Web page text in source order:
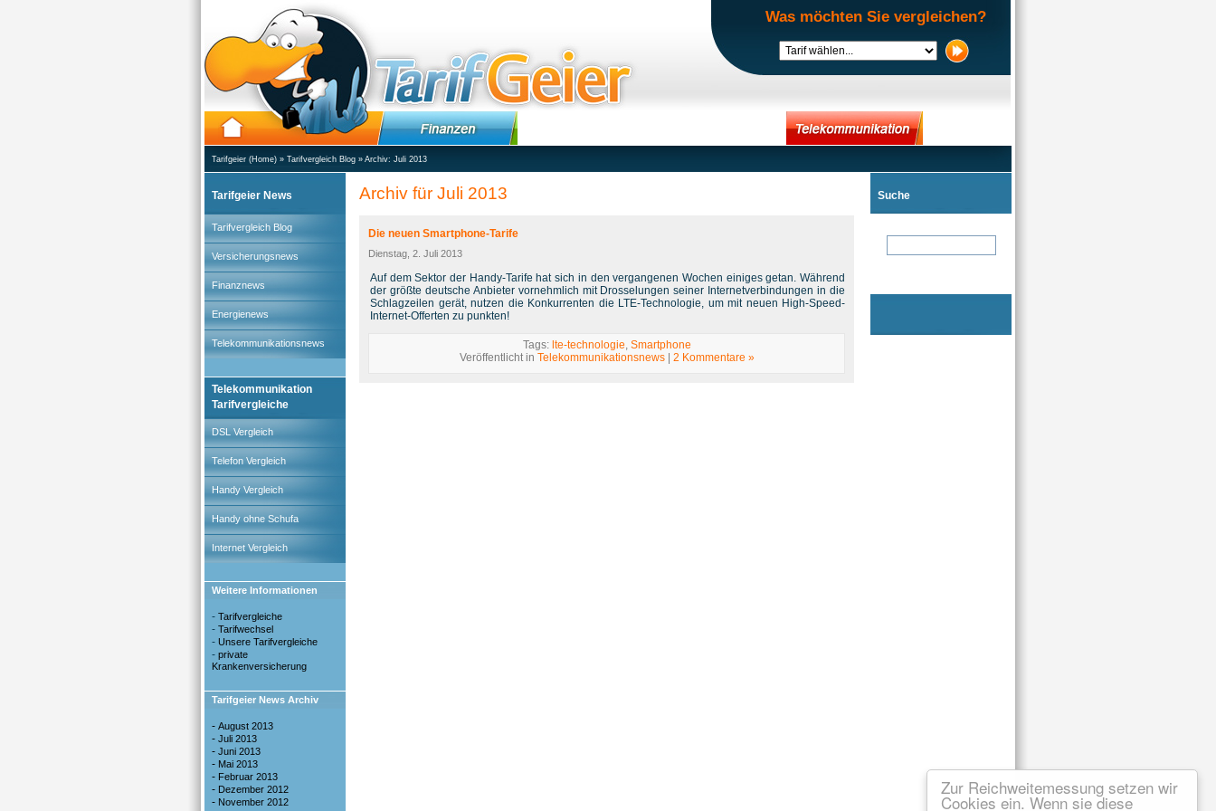
Zur Reichweitemessung setzen wir
Cookies ein. Wenn sie diese
Was möchten Sie vergleichen?
Tarifgeier (Home) » Tarifvergleich Blog » Archiv: Juli 2013
Tarifgeier News
Tarifvergleich Blog
Versicherungsnews
Finanznews
Energienews
Telekommunikationsnews
Telekommunikation
Tarifvergleiche
DSL Vergleich
Telefon Vergleich
Handy Vergleich
Handy ohne Schufa
Internet Vergleich
Weitere Informationen
- Tarifvergleiche
- Tarifwechsel
- Unsere Tarifvergleiche
- private
Krankenversicherung
Tarifgeier News Archiv
- August 2013
- Juli 2013
- Juni 2013
- Mai 2013
- Februar 2013
- Dezember 2012
- November 2012
Archiv für Juli 2013
Die neuen Smartphone-Tarife
Dienstag, 2. Juli 2013
Auf dem Sektor der Handy-Tarife hat sich in den vergangenen Wochen einiges getan. Während
der größte deutsche Anbieter vornehmlich mit Drosselungen seiner Internetverbindungen in die
Schlagzeilen gerät, nutzen die Konkurrenten die LTE-Technologie, um mit neuen High-Speed-
Internet-Offerten zu punkten!
Tags: lte-technologie, Smartphone
Veröffentlicht in Telekommunikationsnews| 2 Kommentare »
Suche